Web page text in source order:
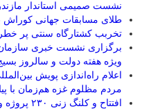
نشست صمیمی استاندار
طلای مسابقات جهانی کوراش
تخربب کشتارگاه سنتی پر خطر
برگزاری نشست خبری سازمان
ویژه هفته دولت و سالروز
اعلام راه‌اندازی پویش
مردم مظلوم غزه هم‌زمان با
افتتاح و کلنگ زنی ۲۳۰ پروژه ویژه هفته دولت در مرکز مازندران